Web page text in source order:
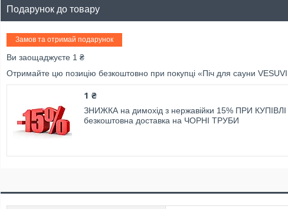
Подарунок до товару
Замов та отримай подарунок
Ви заощаджуєте 1 ₴
Отримайте цю позицію безкоштовно при покупці «Піч для сауни
1 ₴
ЗНИЖКА на димохід з нержавійки 15% ПРИ
безкоштовна доставка на ЧОРНІ ТРУБИ